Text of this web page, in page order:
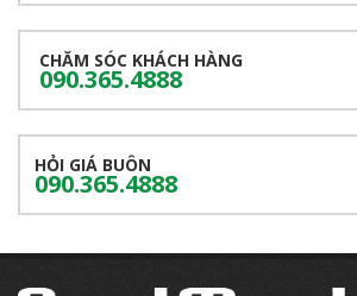
CHĂM SÓC KHÁCH HÀNG
090.365.4888
HỎI GIÁ BUÔN
090.365.4888